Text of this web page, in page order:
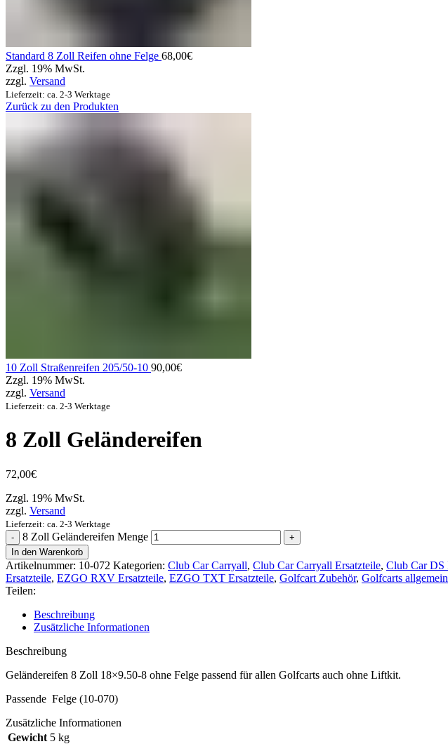
Standard 8 Zoll Reifen ohne Felge 68,00€
Zzgl. 19% MwSt.
zzgl. Versand
Lieferzeit: ca. 2-3 Werktage
Zurück zu den Produkten
10 Zoll Straßenreifen 205/50-10 90,00€
Zzgl. 19% MwSt.
zzgl. Versand
Lieferzeit: ca. 2-3 Werktage
8 Zoll Geländereifen
72,00€
Zzgl. 19% MwSt.
zzgl. Versand
Lieferzeit: ca. 2-3 Werktage
8 Zoll Geländereifen Menge
In den Warenkorb
Artikelnummer: 10-072 Kategorien: Club Car Carryall, Club Car Carryall Ersatzteile, Club Car DS
Ersatzteile, EZGO RXV Ersatzteile, EZGO TXT Ersatzteile, Golfcart Zubehör, Golfcarts allgemein
Teilen:
Beschreibung
Zusätzliche Informationen
Beschreibung
Geländereifen 8 Zoll 18×9.50-8 ohne Felge passend für allen Golfcarts auch ohne Liftkit.
Passende Felge (10-070)
Zusätzliche Informationen
Gewicht 5 kg